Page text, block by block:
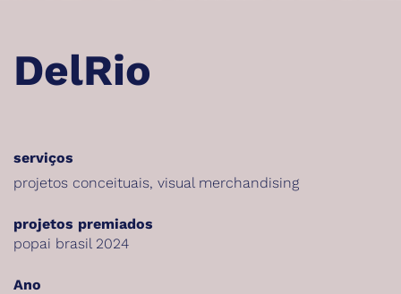
DelRio
serviços
projetos conceituais, visual merchandising
projetos premiados
popai brasil 2024
Ano